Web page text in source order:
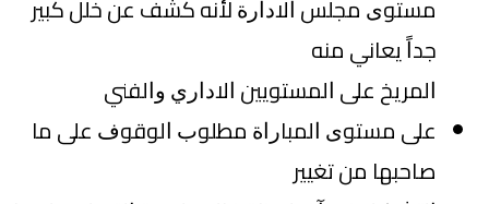
ﻣﺴﺘﻮﻯ ﻣﺠﻠﺲ ﺍﻻﺩﺍﺭﺓ ﻷﻧﻪ ﻛﺸﻒ ﻋﻦ ﺧﻠﻞ ﻛﺒﻴﺮ
ﺟﺪﺍً ﻳﻌﺎﻧﻲ ﻣﻨﻪ
ﺍﻟﻤﺮﻳﺦ ﻋﻠﻰ ﺍﻟﻤﺴﺘﻮﻳﻴﻦ ﺍﻻﺩﺍﺭﻱ ﻭﺍﻟﻔﻨﻲ
ﻋﻠﻰ ﻣﺴﺘﻮﻯ ﺍﻟﻤﺒﺎﺭﺍﺓ ﻣﻄﻠﻮﺏ ﺍﻟﻮﻗﻮﻑ ﻋﻠﻰ ﻣﺎ
ﺻﺎﺣﺒﻬﺎ ﻣﻦ ﺗﻐﻴﻴﺮ